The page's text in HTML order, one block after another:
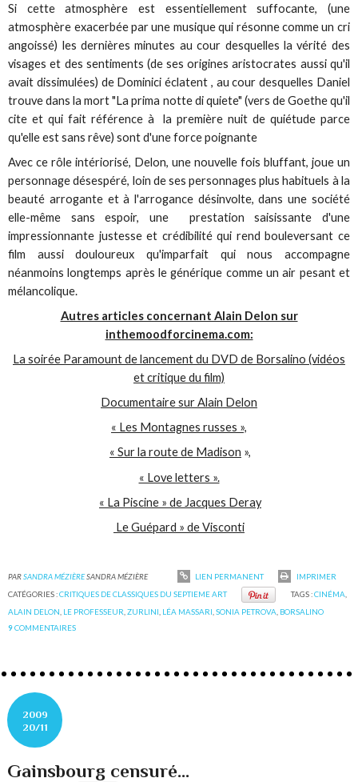
Si cette atmosphère est essentiellement suffocante, (une
atmosphère exacerbée par une musique qui résonne comme un cri
angoissé) les dernières minutes au cour desquelles la vérité des
visages et des sentiments (de ses origines aristocrates aussi qu'il
avait dissimulées) de Dominici éclatent , au cour desquelles Daniel
trouve dans la mort "La prima notte di quiete" (vers de Goethe qu'il
cite et qui fait référence à la première nuit de quiétude parce
qu'elle est sans rêve) sont d'une force poignante
Avec ce rôle intériorisé, Delon, une nouvelle fois bluffant, joue un
personnage désespéré, loin de ses personnages plus habituels à la
beauté arrogante et à l'arrogance désinvolte, dans une société
elle-même sans espoir, une prestation saisissante d'une
impressionnante justesse et crédibilité qui rend bouleversant ce
film aussi douloureux qu'imparfait qui nous accompagne
néanmoins longtemps après le générique comme un air pesant et
mélancolique.
Autres articles concernant Alain Delon sur
inthemoodforcinema.com:
La soirée Paramount de lancement du DVD de Borsalino (vidéos
et critique du film)
Documentaire sur Alain Delon
« Les Montagnes russes »,
« Sur la route de Madison »,
« Love letters ».
« La Piscine » de Jacques Deray
Le Guépard » de Visconti
PARSANDRA MÉZIÈRESANDRA MÉZIÈRE LIEN PERMANENT
IMPRIMER
CATÉGORIES :CRITIQUES DE CLASSIQUES DU SEPTIEME ART TAGS :CINÉMA
ALAIN DELON LE PROFESSEUR ,ZURLINI LÉA MASSARI ,SONIA PETROVA BORSALINO
9COMMENTAIRES
2009
20/11
Gainsbourg censuré...